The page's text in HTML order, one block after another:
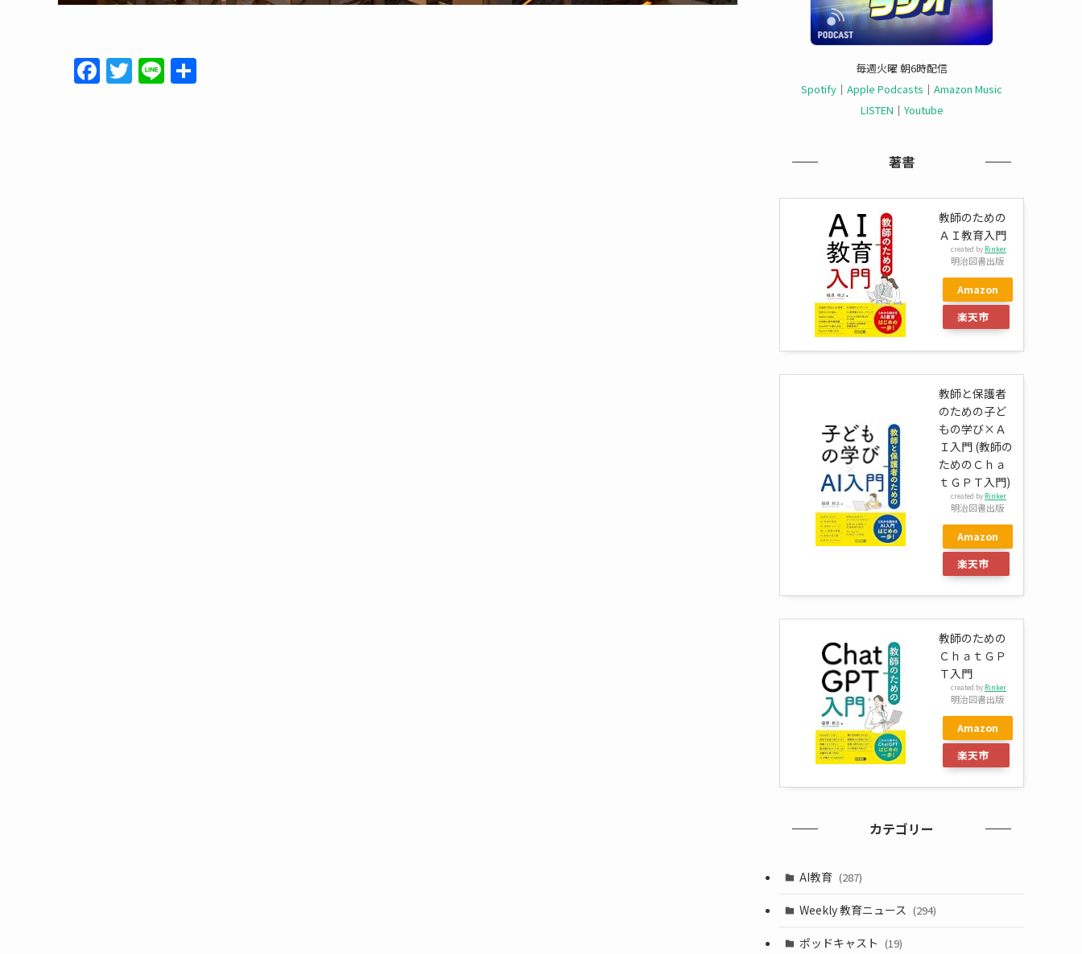
F
a
T
w
Li
n
毎週火曜 朝6時配信
Spotify ｜ Apple Podcasts ｜ Amazon Music
LISTEN ｜ Youtube
著書
教師のための
ＡＩ教育入門
created by Rinker
明治図書出版
Amazon
楽天市
教師と保護者
のための子ど
もの学び×Ａ
Ｉ入門 (教師の
ためのＣｈａ
ｔＧＰＴ入門)
created by Rinker
明治図書出版
Amazon
楽天市
教師のための
ＣｈａｔＧＰ
Ｔ入門
created by Rinker
明治図書出版
Amazon
楽天市
カテゴリー
AI教育 (287)
Weekly 教育ニュース (294)
ポッドキャスト (19)